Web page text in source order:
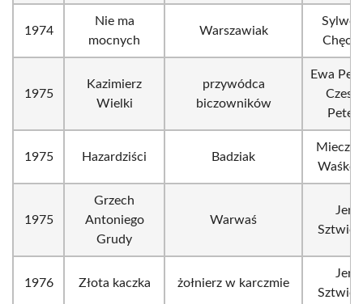
1974
Nie ma
mocnych
Warszawiak
1975
Kazimierz
Wielki
przywódca
biczowników
Ewa
1975 Hazardziści Badziak
1975
Grzech
Antoniego
Grudy
Warwaś
1976 Złota kaczka żołnierz w karczmie